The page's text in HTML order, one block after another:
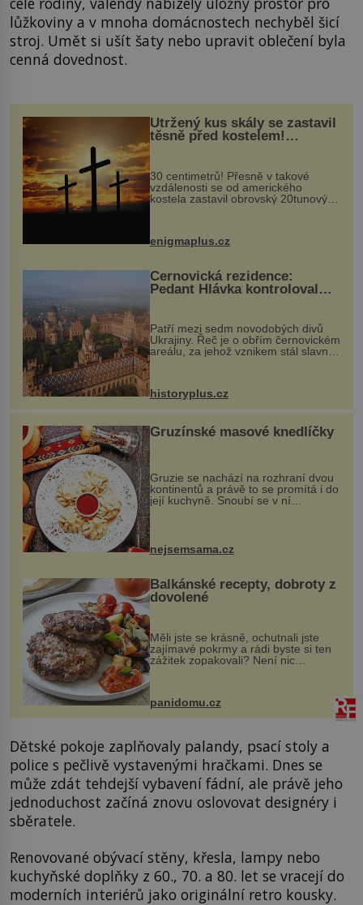
lůžkoviny a v mnoha domácnostech nechyběl šicí
stroj. Umět si ušít šaty nebo upravit oblečení byla
cenná dovednost.
Utržený kus skály se zastavil
těsně před kostelem!
Ochránila ho boží síla?
30 centimetrů! Přesně v takové
vzdálenosti se od amerického
kostela zastavil obrovský 20tunový
...
enigmaplus.cz
Černovická rezidence:
Pedant Hlávka kontroloval
Patří mezi sedm novodobých divů
Ukrajiny. Řeč je o obřím černovickém
areálu, za jehož vznikem stál slavný
český architekt Josef Hlávka. Ten si
na něm dal mimořádně záležet. Jeho
stavební plány by při ...
historyplus.cz
Gruzínské masové knedlíčky
Gruzie se nachází na rozhraní dvou
kontinentů a právě to se promítá i do
její kuchyně. Snoubí se v ní
evropské a asijské chutě a díky tomu
vznikají rozmanité a chuťově bohaté
pokrmy, které rozhodně st...
nejsemsama.cz
Balkánské recepty, dobroty z
dovolené
Měli jste se krásně, ochutnali jste
zajímavé pokrmy a rádi byste si ten
zážitek zopakovali? Není nic
snazšího. Pljeskavica (10 porcí)
Možná jste ji ochutnali na dovolené v
panidomu.cz
Dětské pokoje zaplňovaly palandy, psací stoly a
police s pečlivě vystavenými hračkami. Dnes se
může zdát tehdejší vybavení fádní, ale právě jeho
jednoduchost začíná znovu oslovovat designéry i
sběratele.
Renovované obývací stěny, křesla, lampy nebo
kuchyňské doplňky z 60., 70. a 80. let se vracejí do
moderních interiérů jako originální retro kousky.